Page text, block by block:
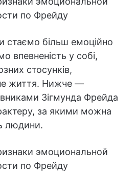
стаємо більш емоційно
впевненість у собі,
стосунків,
життя. Нижче —
Зігмунда Фрейда
за якими можна
людини.